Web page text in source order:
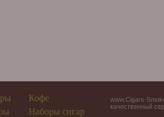
Кофе
Наборы сигар
www.Cigars-
качественный